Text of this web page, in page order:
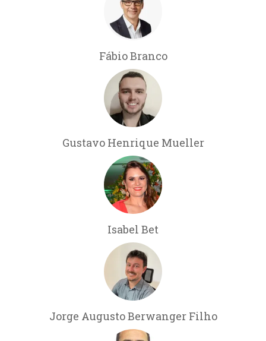
Fábio Branco
Gustavo Henrique Mueller
Isabel Bet
Jorge Augusto Berwanger Filho